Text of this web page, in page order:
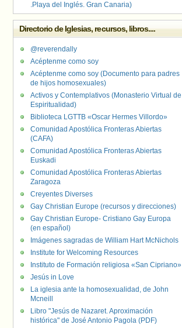
.Playa del Inglés. Gran Canaria)
Directorio de Iglesias, recursos, libros....
@reverendally
Acéptenme como soy
Acéptenme como soy (Documento para padres
de hijos homosexuales)
Activos y Contemplativos (Monasterio Virtual de
Espiritualidad)
Biblioteca LGTTB «Oscar Hermes Villordo»
Comunidad Apostólica Fronteras Abiertas
(CAFA)
Comunidad Apostólica Fronteras Abiertas
Euskadi
Comunidad Apostólica Fronteras Abiertas
Zaragoza
Creyentes Diverses
Gay Christian Europe (recursos y direcciones)
Gay Christian Europe- Cristiano Gay Europa
(en español)
Imágenes sagradas de William Hart McNichols
Institute for Welcoming Resources
Instituto de Formación religiosa «San Cipriano»
Jesús in Love
La iglesia ante la homosexualidad, de John
Mcneill
Libro "Jesús de Nazaret. Aproximación
histórica" de José Antonio Pagola (PDF)